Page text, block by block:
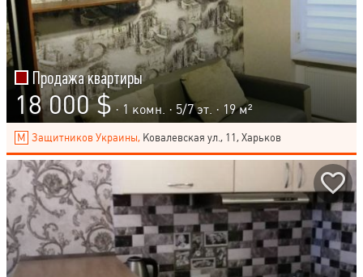
Продажа квартиры
18 000 $ · 1 комн. · 5/7эт. · 19 м²
Защитников Украины, Ковалевская ул., 11, Харьков